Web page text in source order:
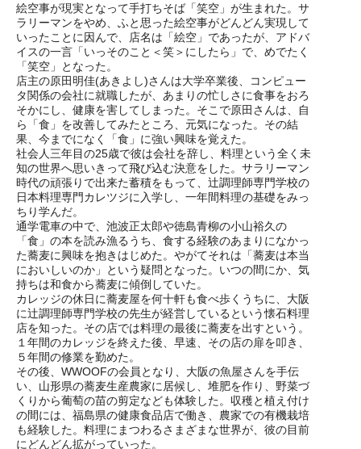
絵空事が現実となって手打ちそば「笑空」が生まれた。サ
ラリーマンをやめ、ふと思った絵空事がどんどん実現して
いったことに因んで、店名は「絵空」であったが、アドバ
イスの一言「いっそのこと＜笑＞にしたら」で、めでたく
「笑空」となった。
店主の原田明佳(あきよし)さんは大学卒業後、コンピュー
タ関係の会社に就職したが、あまりの忙しさに食事をおろ
そかにし、健康を害してしまった。そこで原田さんは、自
ら「食」を改善してみたところ、元気になった。その結
果、今までになく「食」に強い興味を覚えた。
社会人三年目の25歳で彼は会社を辞し、料理という全く未
知の世界へ思いきって飛び込む決意をした。サラリーマン
時代の頑張りで出来た蓄積をもって、辻調理師専門学校の
日本料理専門カレツジに入学し、一年間料理の基礎をみっ
ちり学んだ。
通学電車の中で、池波正太郎や徳島青柳の小山裕久の
「食」の本を読み漁るうち、食する経験のあまりになかっ
た蕎麦に興味を抱きはじめた。やがてそれは「蕎麦は本当
においしいのか」という疑問となった。いつの間にか、気
持ちは和食から蕎麦に傾倒していた。
カレッジの休日に蕎麦屋を何十軒も食べ歩くうちに、大阪
に辻調理師専門学校の先生が経営しているという懐石料理
店を知った。その店では料理の最後に蕎麦を出すという。
１年間のカレッジを終えた後、早速、その店の扉を叩き、
５年間の修業を勤めた。
その後、WWOOFの会員となり、大阪の魚屋さんを手伝
い、山形県の蕎麦生産農家に居候し、堆肥を作り、野菜づ
くりから葡萄の苗の剪定なども体験した。収穫と植え付け
の間には、福島県の健康食品店で働き、農家での有機栽培
も経験した。料理にまつわるさまざまな世界が、彼の目前
にどんどん拡がっていった。